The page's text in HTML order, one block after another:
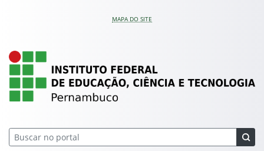
MAPA DO SITE
IFPE – Instituto